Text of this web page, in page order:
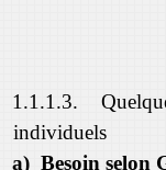
1.1.1.3.
individuels
a) Besoin selon